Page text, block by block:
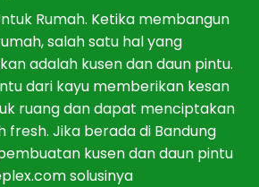
uk Rumah. Ketika membangun
ah,salahsatu halyang
kanadalah kusendandaun pintu.
udari kayu memberikan kesan
uk ruangdandapat menciptakan
fresh. Jika beradadi Bandung
embuatan kusendandaun pintu
solusinya